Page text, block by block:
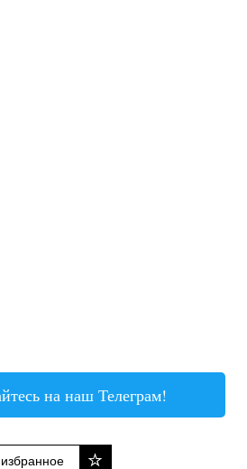
на наш Телеграм!